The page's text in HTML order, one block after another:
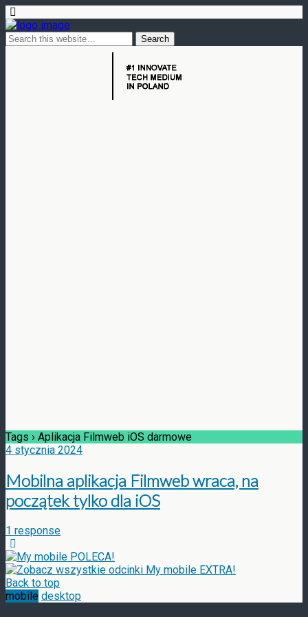
Tags › Aplikacja Filmweb iOS darmowe
4 stycznia 2024
Mobilna aplikacja Filmweb wraca, na
początek tylko dla iOS
1 response
Back to top
mobile desktop